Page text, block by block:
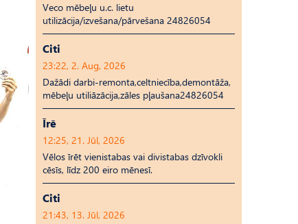
Veco mēbeļu u.c. lietu
utilizācija/izvešana/pārvešana 24826054
Citi
23:22, 2. Aug, 2026
Dažādi darbi-remonta,celtniecība,demontāža,
mēbeļu utiliāzācija,zāles pļaušana24826054
Īrē
12:25, 21. Jūl, 2026
Vēlos īrēt vienistabas vai divistabas dzīvokli
cēsīs, līdz 200 eiro mēnesī.
Citi
21:43, 13. Jūl, 2026